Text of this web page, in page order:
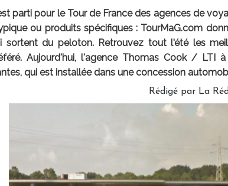
parti pour le Tour de France des agences de
ou produits spécifiques : TourMaG.com
sortent du peloton. Retrouvez tout l'été les
Aujourd'hui, l'agence Thomas Cook / LTI
qui est installée dans une concession
Rédigé par La